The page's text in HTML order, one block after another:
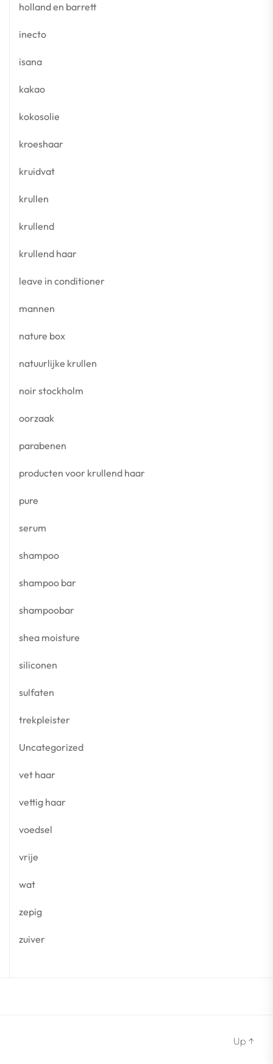
holland en barrett
inecto
isana
kakao
kokosolie
kroeshaar
kruidvat
krullen
krullend
krullend haar
leave in conditioner
mannen
nature box
natuurlijke krullen
noir stockholm
oorzaak
parabenen
producten voor krullend haar
pure
serum
shampoo
shampoo bar
shampoobar
shea moisture
siliconen
sulfaten
trekpleister
Uncategorized
vet haar
vettig haar
voedsel
vrije
wat
zepig
zuiver
Up ↑